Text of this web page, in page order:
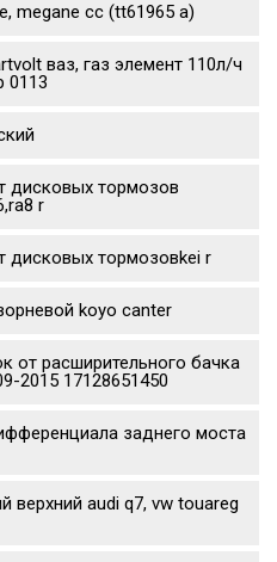
megane cc (tt61965 a)
ваз, газ элемент 110л/ч
0113
дисковых тормозов
r
дисковых тормозовkei r
koyo canter
от расширительного бачка
2015 17128651450
заднего моста
верхний audi q7, vw touareg